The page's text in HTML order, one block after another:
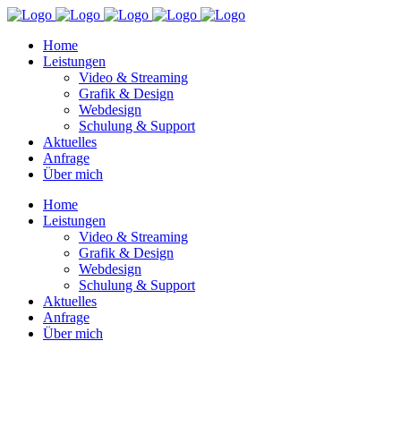
Home
Leistungen
Video & Streaming
Grafik & Design
Webdesign
Schulung & Support
Aktuelles
Anfrage
Über mich
Home
Leistungen
Video & Streaming
Grafik & Design
Webdesign
Schulung & Support
Aktuelles
Anfrage
Über mich